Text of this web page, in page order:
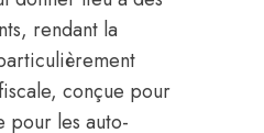
rendant la
conçue pour
pour les auto-